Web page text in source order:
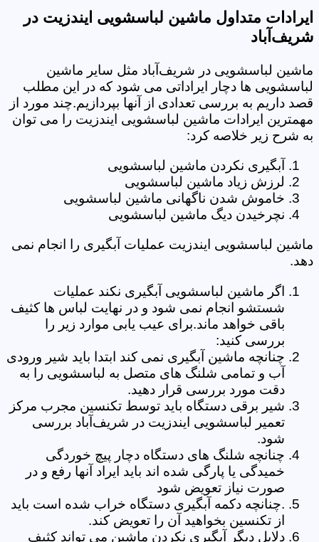
ایرادات متداول ماشین لباسشویی ایندزیت در
شریف‌آباد
ماشین لباسشویی در شریف‌آباد مثل سایر ماشین
لباسشویی ها دچار ایراداتی می شود که در این مطلب
قصد داریم به بررسی تعدادی از آنها بپردازیم.چند مورد از
مهمترین ایرادات ماشین لباسشویی ایندزیت را می توان
به شرح زیر خلاصه کرد:
آبگیری نکردن ماشین لباسشویی
لرزش زیاد ماشین لباسشویی
خاموش شدن ناگهانی ماشین لباسشویی
نچرخیدن دیگ ماشین لباسشویی
ماشین لباسشویی ایندزیت عملیات آبگیری را انجام نمی
دهد.
اگر ماشین لباسشویی آبگیری نکند عملیات
شستشو انجام نمی شود و در نهایت لباس ها کثیف
باقی خواهد ماند.برای عیب یابی موارد زیر را
بررسی کنید:
چنانچه ماشین آبگیری نمی کند ابتدا باید شیر ورودی
آب و تمامی شلنگ های متصل به لباسشویی را به
دقت مورد بررسی قرار دهید.
شیر برقی دستگاه باید توسط تکنسین مجرب مرکز
تعمیر لباسشویی ایندزیت در شریف‌آباد بررسی
شود.
چنانچه شلنگ های دستگاه دچار پیچ خوردگی
خمیدگی یا پارگی شده اند باید ایراد آنها رفع و در
صورت نیاز تعویض شود
.چنانچه دکمه آبگیری دستگاه خراب شده است باید
از تکنسین بخواهید آن را تعویض کند.
دلایل دیگر آبگیری نکردن ماشین می تواند کثیف